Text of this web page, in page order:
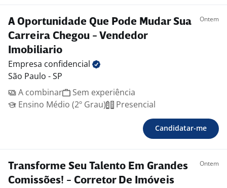
A Oportunidade Que Pode Mudar Sua
Carreira Chegou - Vendedor
Imobiliario
Ontem
Empresa confidencial
São Paulo - SP
A combinar
Sem experiência
Ensino Médio (2º Grau)
Presencial
Candidatar-me
Transforme Seu Talento Em Grandes
Comissões! - Corretor De Imóveis
Ontem